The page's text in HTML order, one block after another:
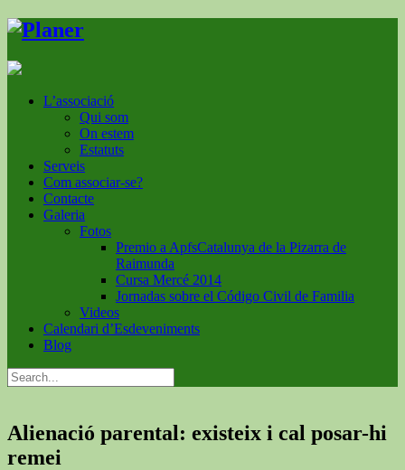
L’associació
Qui som
On estem
Estatuts
Serveis
Com associar-se?
Contacte
Galeria
Fotos
Premio a ApfsCatalunya de la Pizarra de
Raimunda
Cursa Mercé 2014
Jornadas sobre el Código Civil de Familia
Videos
Calendari d’Esdeveniments
Blog
Alienació parental: existeix i cal posar-hi
remei